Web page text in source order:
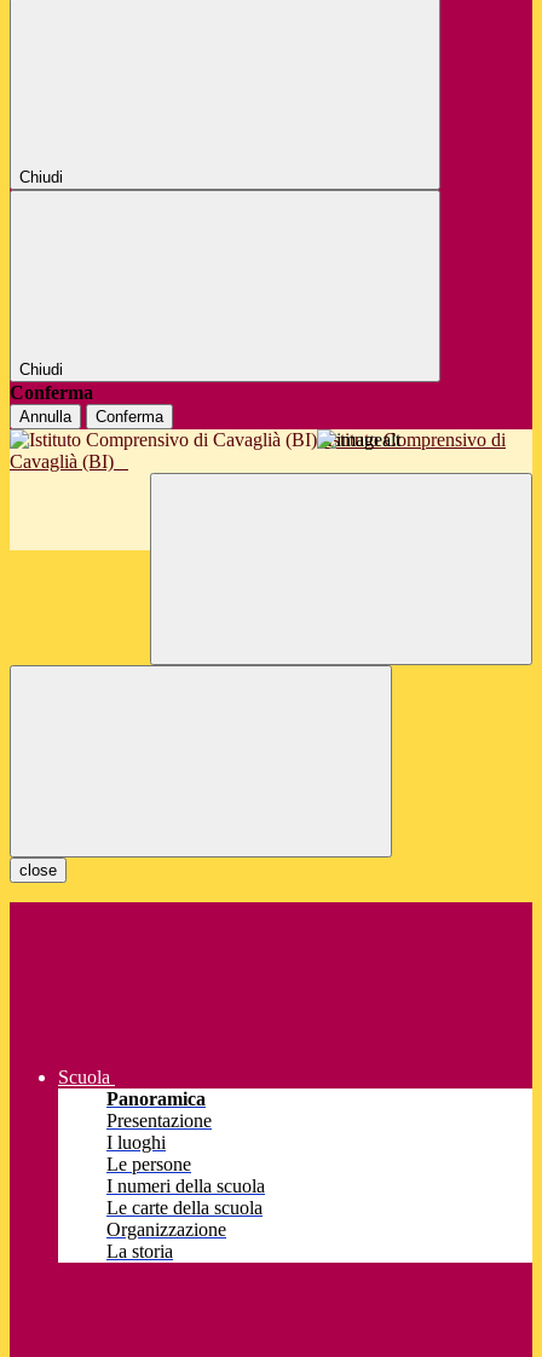
Chiudi
Chiudi
Conferma
Annulla Conferma
Istituto Comprensivo di
Cavaglià (BI)
close
Scuola
Panoramica
Presentazione
I luoghi
Le persone
I numeri della scuola
Le carte della scuola
Organizzazione
La storia